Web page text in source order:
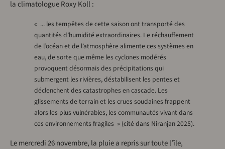
la climatologue Roxy Koll :
« ... les tempêtes de cette saison ont transporté des
quantités d’humidité extraordinaires. Le réchauffement
de l’océan et de l’atmosphère alimente ces systèmes en
eau, de sorte que même les cyclones modérés
provoquent désormais des précipitations qui
submergent les rivières, déstabilisent les pentes et
déclenchent des catastrophes en cascade. Les
glissements de terrain et les crues soudaines frappent
alors les plus vulnérables, les communautés vivant dans
ces environnements fragiles » (cité dans Niranjan 2025).
Le mercredi 26 novembre, la pluie a repris sur toute l’île,